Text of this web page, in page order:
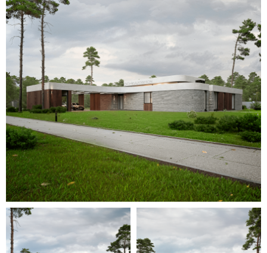
Для уточнения стоимости вашего